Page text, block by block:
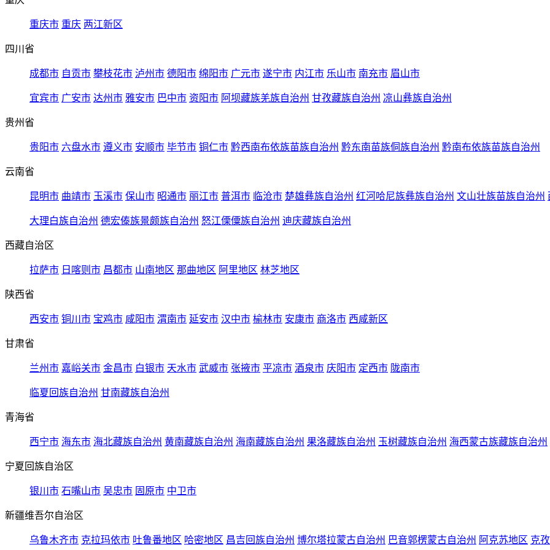
重庆市 重庆 两江新区
四川省
成都市 自贡市 攀枝花市 泸州市 德阳市 绵阳市 广元市 遂宁市 内江市 乐山市 南充市 眉山市
宜宾市 广安市 达州市 雅安市 巴中市 资阳市 阿坝藏族羌族自治州 甘孜藏族自治州 凉山彝族自治州
贵州省
贵阳市 六盘水市 遵义市 安顺市 毕节市 铜仁市 黔西南布依族苗族自治州 黔东南苗族侗族自治州 黔南布依族苗族自治州
云南省
昆明市 曲靖市 玉溪市 保山市 昭通市 丽江市 普洱市 临沧市 楚雄彝族自治州 红河哈尼族彝族自治州 文山壮族苗族自治州
大理白族自治州 德宏傣族景颇族自治州 怒江傈僳族自治州 迪庆藏族自治州
西藏自治区
拉萨市 日喀则市 昌都市 山南地区 那曲地区 阿里地区 林芝地区
陕西省
西安市 铜川市 宝鸡市 咸阳市 渭南市 延安市 汉中市 榆林市 安康市 商洛市 西咸新区
甘肃省
兰州市 嘉峪关市 金昌市 白银市 天水市 武威市 张掖市 平凉市 酒泉市 庆阳市 定西市 陇南市
临夏回族自治州 甘南藏族自治州
青海省
西宁市 海东市 海北藏族自治州 黄南藏族自治州 海南藏族自治州 果洛藏族自治州 玉树藏族自治州 海西蒙古族藏族自治州
宁夏回族自治区
银川市 石嘴山市 吴忠市 固原市 中卫市
新疆维吾尔自治区
乌鲁木齐市 克拉玛依市 吐鲁番地区 哈密地区 昌吉回族自治州 博尔塔拉蒙古自治州 巴音郭楞蒙古自治州 阿克苏地区 克